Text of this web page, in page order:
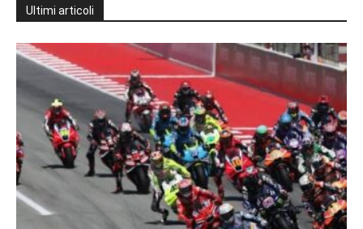
Ultimi articoli